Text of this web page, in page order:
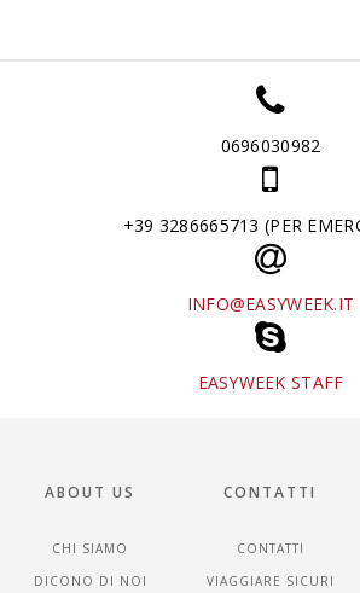
0696030982
+39 3286665713 (PER
INFO@EASYWEEK.IT
EASYWEEK STAFF
ABOUT US
CHI SIAMO
DICONO DI NOI
CONTATTI
CONTATTI
VIAGGIARE SICURI